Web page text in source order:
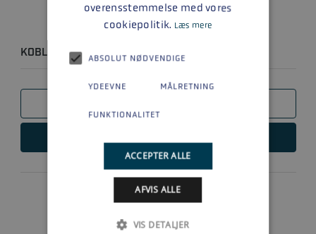
KOBLING V8
overensstemmelse med vores
cookiepolitik. Læs mere
ABSOLUT NØDVENDIGE
YDEEVNE MÅLRETNING
FUNKTIONALITET
ACCEPTER ALLE
AFVIS ALLE
VIS DETALJER